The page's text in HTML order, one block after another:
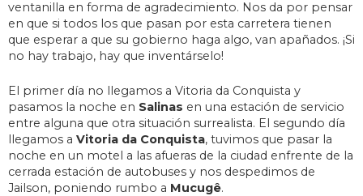
ventanilla en forma de agradecimiento. Nos da por pensar
en que si todos los que pasan por esta carretera tienen
que esperar a que su gobierno haga algo, van apañados. ¡Si
no hay trabajo, hay que inventárselo!
El primer día no llegamos a Vitoria da Conquista y
pasamos la noche en Salinas en una estación de servicio
entre alguna que otra situación surrealista. El segundo día
llegamos a Vitoria da Conquista, tuvimos que pasar la
noche en un motel a las afueras de la ciudad enfrente de la
cerrada estación de autobuses y nos despedimos de
Jailson, poniendo rumbo a Mucugê.